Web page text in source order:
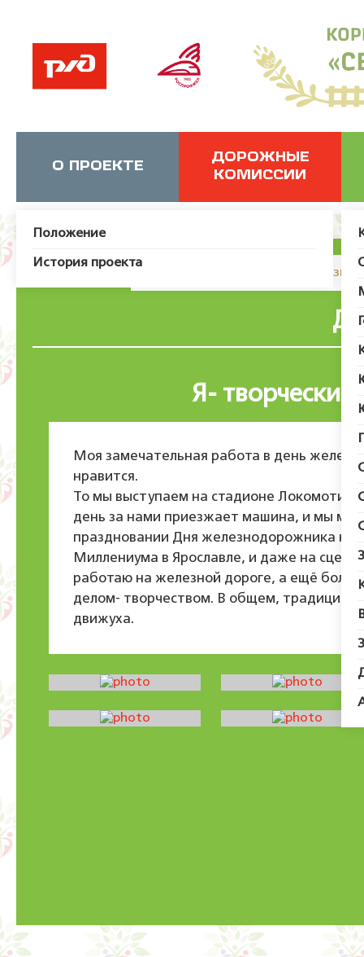
О ПРОЕКТЕ
Положение
История проекта
ДОРОЖНЫЕ
КОМИССИИ
JUser: :_load: Не удалось
Я-
Моя замечательная работа в день
нравится.
То мы выступаем на стадионе Локомотив
день за нами приезжает машина, и мы
праздновании Дня железнодорожника на
Миллениума в Ярославле, и даже на
работаю на железной дороге, а ещё
делом- творчеством. В общем, традиция
движуха.